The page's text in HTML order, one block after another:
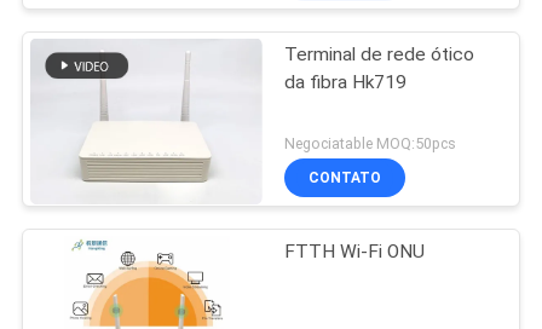
Terminal de rede ótico
da fibra Hk719
Negociatable MOQ:50pcs
CONTATO
FTTH Wi-Fi ONU